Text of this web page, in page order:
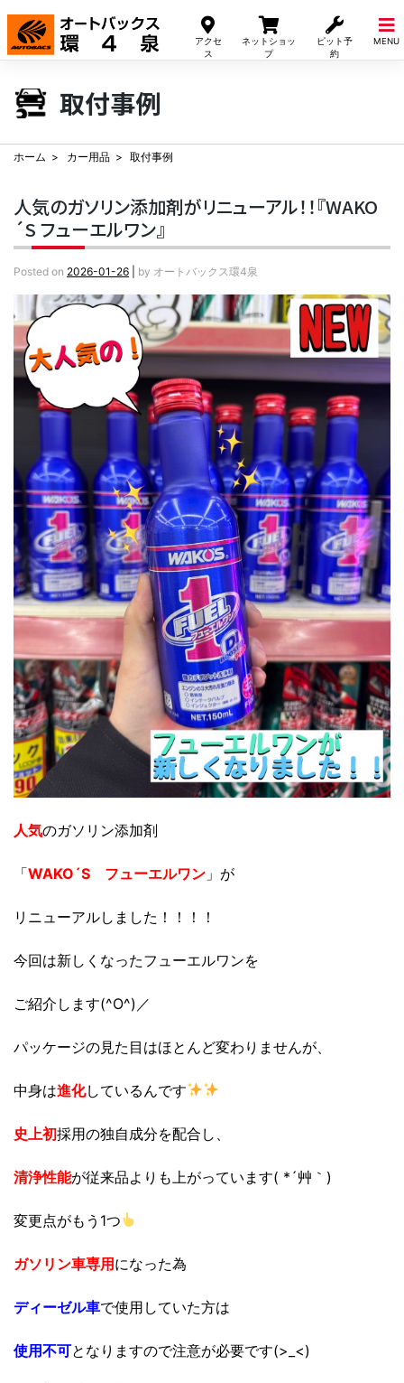
アクセ
ス
ネットショッ
プ
ピット予
約
MENU
Skip
content
取付事例
ホーム カー用品 取付事例
人気のガソリン添加剤がリニューアル！！『WAKO
´S フューエルワン』
Posted on 2026-01-26 by オートバックス環4泉
人気のガソリン添加剤
「WAKO´S フューエルワン 」が
リニューアルしました！！！！
今回は新しくなったフューエルワンを
ご紹介します(^O^)／
パッケージの見た目はほとんど変わりませんが、
中身は進化しているんです
史上初採用の独自成分を配合し、
清浄性能が従来品よりも上がっています( *´艸｀)
変更点がもう1つ
ガソリン車専用になった為
ディーゼル車で使用していた方は
使用不可となりますので注意が必要です(>_<)